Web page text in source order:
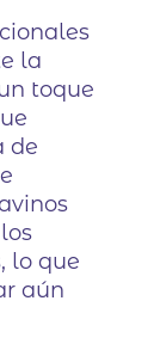
la
toque
de
lo que
aún